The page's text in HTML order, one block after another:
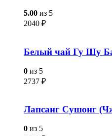
5.00 из 5
2040 ₽
Белый чай Гу Шу
0 из 5
2737 ₽
Лапсанг Сушонг
0 из 5